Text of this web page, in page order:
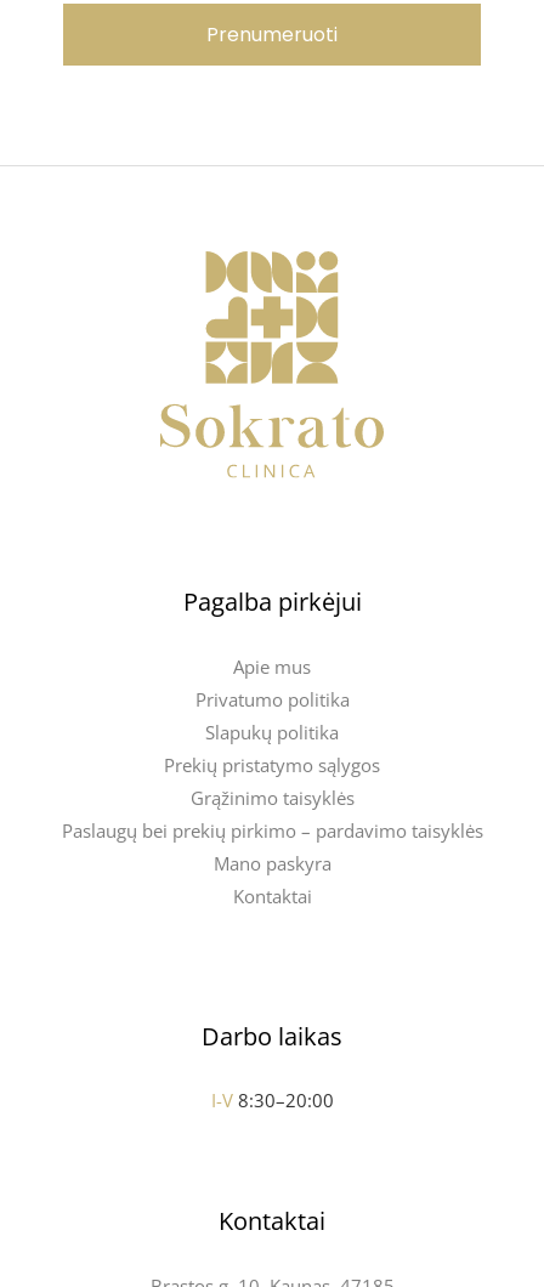
Prenumeruoti
Pagalba pirkėjui
Apie mus
Privatumo politika
Slapukų politika
Prekių pristatymo sąlygos
Grąžinimo taisyklės
Paslaugų bei prekių pirkimo – pardavimo taisyklės
Mano paskyra
Kontaktai
Darbo laikas
I-V 8:30–20:00
Kontaktai